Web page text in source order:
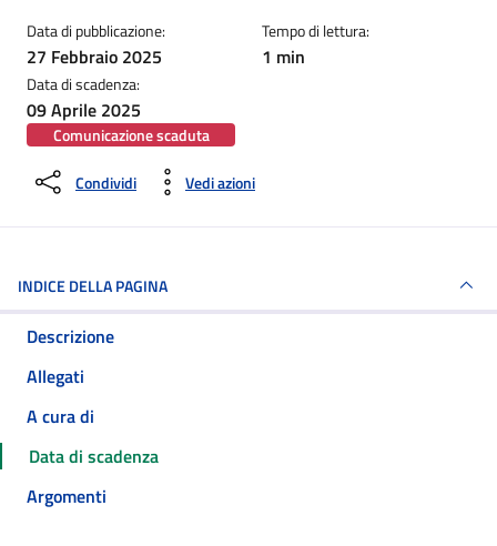
Data di pubblicazione:
27 Febbraio 2025
Data di scadenza:
09 Aprile 2025
Comunicazione scaduta
Tempo di lettura:
1 min
Condividi Vedi azioni
INDICE DELLA PAGINA
Descrizione
Allegati
A cura di
Data di scadenza
Argomenti